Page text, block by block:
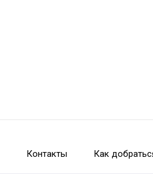
Контакты Как